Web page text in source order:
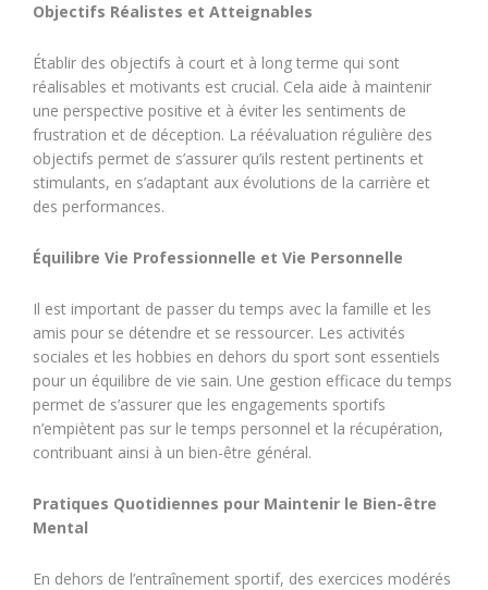
Objectifs Réalistes et Atteignables
Établir des objectifs à court et à long terme qui sont
réalisables et motivants est crucial. Cela aide à maintenir
une perspective positive et à éviter les sentiments de
frustration et de déception. La réévaluation régulière des
objectifs permet de s’assurer qu’ils restent pertinents et
stimulants, en s’adaptant aux évolutions de la carrière et
des performances.
Équilibre Vie Professionnelle et Vie Personnelle
Il est important de passer du temps avec la famille et les
amis pour se détendre et se ressourcer. Les activités
sociales et les hobbies en dehors du sport sont essentiels
pour un équilibre de vie sain. Une gestion efficace du temps
permet de s’assurer que les engagements sportifs
n’empiètent pas sur le temps personnel et la récupération,
contribuant ainsi à un bien-être général.
Pratiques Quotidiennes pour Maintenir le Bien-être
Mental
En dehors de l’entraînement sportif, des exercices modérés